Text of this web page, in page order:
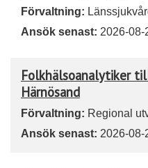
Förvaltning:
Ansök senast: 2026-08-
Folkhälsoanalytiker
Härnösand
Förvaltning: Regional
Ansök senast: 2026-08-